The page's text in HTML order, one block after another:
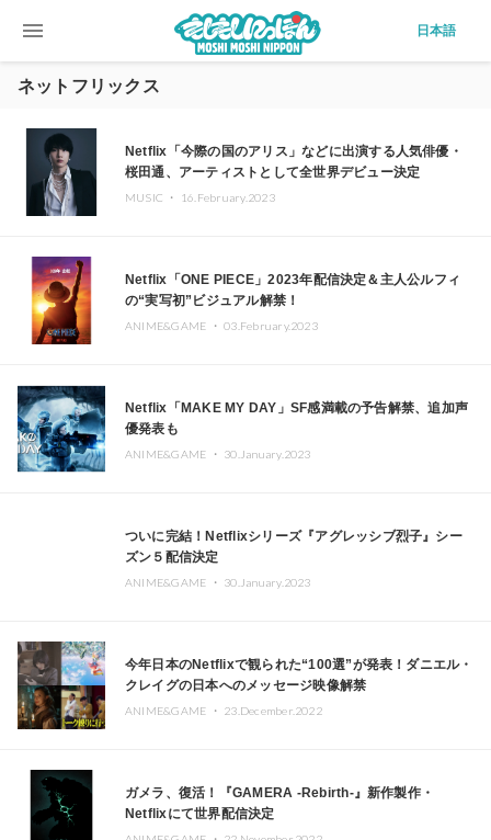
menu 日本語
ネットフリックス
Netflix「今際の国のアリス」などに出演する人気俳優・
桜田通、アーティストとして全世界デビュー決定
MUSIC ・ 16.February.2023
Netflix「ONE PIECE」2023年配信決定＆主人公ルフィ
の“実写初”ビジュアル解禁！
ANIME&GAME ・03.February.2023
Netflix「MAKE MY DAY」SF感満載の予告解禁、追加声
優発表も
ANIME&GAME ・ 30.January.2023
ついに完結！Netflixシリーズ『アグレッシブ烈子』シー
ズン５配信決定
ANIME&GAME ・ 30.January.2023
今年日本のNetflixで観られた“100選”が発表！ダニエル・
クレイグの日本へのメッセージ映像解禁
ANIME&GAME ・ 23.December.2022
ガメラ、復活！『GAMERA -Rebirth-』新作製作・
Netflixにて世界配信決定